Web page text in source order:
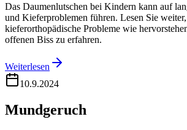
Das Daumenlutschen bei Kindern kann auf
und Kieferproblemen führen. Lesen Sie
kieferorthopädische Probleme wie
offenen Biss zu erfahren.
Weiterlesen
10.9.2024
Mundgeruch